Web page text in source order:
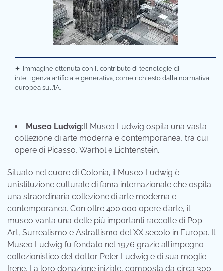
✦ Immagine ottenuta con il contributo di tecnologie di
intelligenza artificiale generativa, come richiesto dalla normativa
europea sull’IA.
Museo Ludwig:Il Museo Ludwig ospita una vasta
collezione di arte moderna e contemporanea, tra cui
opere di Picasso, Warhol e Lichtenstein.
Situato nel cuore di Colonia, il Museo Ludwig è
un’istituzione culturale di fama internazionale che ospita
una straordinaria collezione di arte moderna e
contemporanea. Con oltre 400.000 opere d’arte, il
museo vanta una delle più importanti raccolte di Pop
Art, Surrealismo e Astrattismo del XX secolo in Europa. Il
Museo Ludwig fu fondato nel 1976 grazie all’impegno
collezionistico del dottor Peter Ludwig e di sua moglie
Irene. La loro donazione iniziale, composta da circa 300